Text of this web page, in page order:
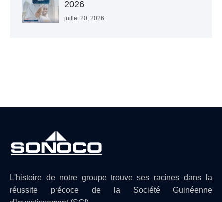
2026
juillet 20, 2026
L'histoire de notre groupe trouve ses racines dans la
réussite précoce de la Société Guinéenne